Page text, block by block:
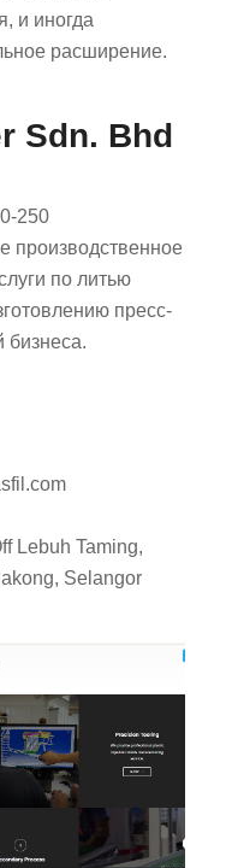
и иногда
расширение.
Sdn. Bhd
250
производственное
по литью
пресс-
бизнеса.
Lebuh Taming,
Selangor